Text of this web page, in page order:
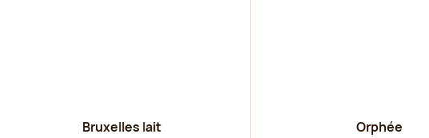
Bruxelles lait Orphée